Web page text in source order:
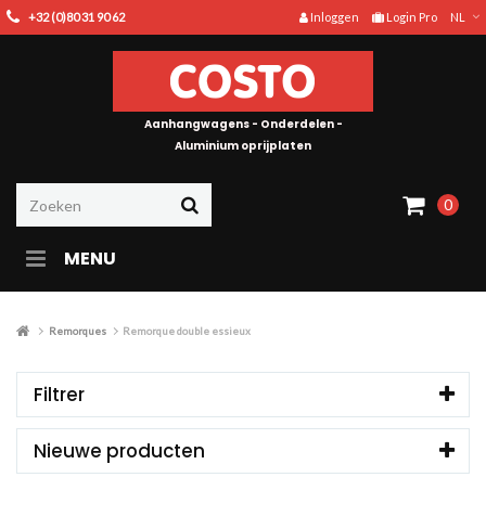
NL
Login Pro
Inloggen
+32 (0)80 31 90 62
Aanhangwagens - Onderdelen -
Aluminium oprijplaten
0
MENU
Remorques Remorque double essieux
Filtrer
Nieuwe producten